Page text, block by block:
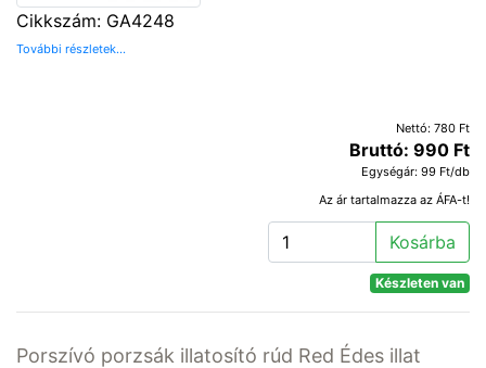
Cikkszám: GA4248
További részletek...
Nettó: 780 Ft
Bruttó: 990 Ft
Egységár: 99 Ft/db
Az ár tartalmazza az ÁFA-t!
Kosárba
Készleten van
Porszívó porzsák illatosító rúd Red Édes illat